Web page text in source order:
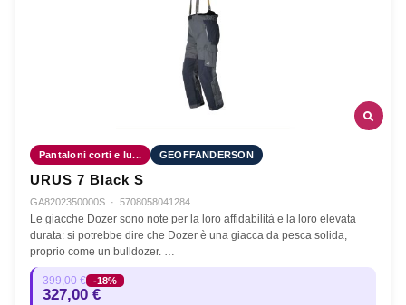
Pantaloni corti e lu... GEOFFANDERSON
URUS 7 Black S
GA8202350000S · 5708058041284
Le giacche Dozer sono note per la loro affidabilità e la loro elevata
durata: si potrebbe dire che Dozer è una giacca da pesca solida,
proprio come un bulldozer. …
399,00 € -18%
327,00 €